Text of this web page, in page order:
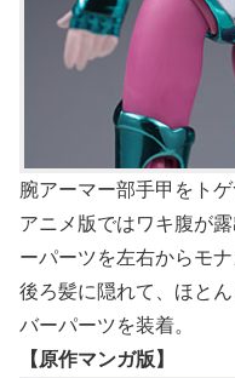
腕アーマー部手甲をト
アニメ版ではワキ腹が
ーパーツを左右からモナ
後ろ髪に隠れて、ほと
バーパーツを装着。
【原作マンガ版】